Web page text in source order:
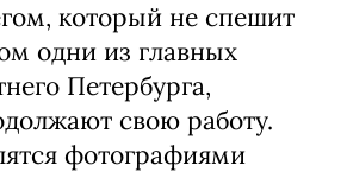
который не спешит
одни из главных
Петербурга,
свою работу.
фотографиями